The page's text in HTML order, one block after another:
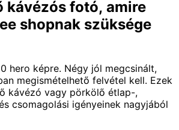
kávézós fotó, amire
shopnak szüksége
hero képre. Négy jól megcsinált,
megismételhető felvétel kell. Ezek
kávézó vagy pörkölő étlap-,
csomagolási igényeinek nagyjából